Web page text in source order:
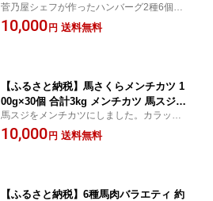
類 デミグラスハンバーグ ハンバーグ 馬
スジ 馬モツ モツ煮込み 真空パック 食
菅乃屋シェフが作ったハンバーグ2種6個。
とろとろ煮込んだ馬スジ煮込みと馬もつ煮
込み各2個のお惣菜。おうちで馬肉三昧でお
10,000円 送料無料
【ふるさと納税】馬さくらメンチカツ 1
00g×30個 合計3kg メンチカツ 馬スジ
馬 馬肉 揚げるだけ 簡単調理 惣菜 おか
ず 揚げ物 加工品 冷凍 国産 送料無料
馬スジをメンチカツにしました。カラッと
揚げていただくと馬の旨味が引き立つメン
チカツになります。
10,000円 送料無料
【ふるさと納税】6種馬肉バラエティ 約